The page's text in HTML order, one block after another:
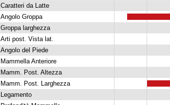
Caratteri da Latte
Angolo Groppa
Groppa larghezza
Arti post. Vista lat.
Angolo del Piede
Mammella Anteriore
Mamm. Post. Altezza
Mamm. Post. Larghezza
Legamento